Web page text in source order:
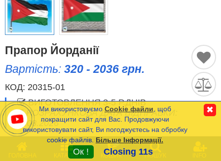
Етнічні Прапори
Прапори США (штатів)
Інші прапори
Порівняти
(0)
Часті Питання (FAQ)
Оплата та Доставка
ГОЛОВНА КАТАЛОГ
0
КОШИК ПОШУК INFO
Прапор Йорданії
Вартість: 320 - 2036 грн.
КОД: 20315-01
ВИГОТОВЛЕННЯ 3-5 Р.ДНІВ
РОЗРАХУНКОВА ДАТА ВІДПРАВКИ:
11.08.2026
ОПЦІЇ - Обов’язкові)
Ми використовуємо Cookie файли , щоб
покращити сайт для Вас. Продовжуючи
використовувати сайт, Ви погоджуєтесь на обробку
cookie файлів. Більше Інформації.
Ок ! Closing 11s
✖